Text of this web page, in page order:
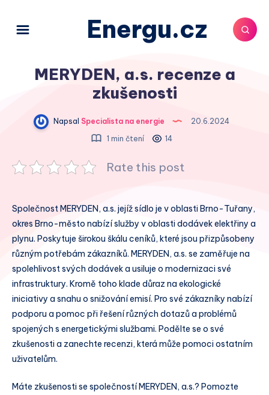
Energu.cz
MERYDEN, a.s. recenze a
zkušenosti
Napsal Specialista na energie
20.6.2024
1 min čtení
14
Rate this post
Společnost MERYDEN, a.s. jejíž sídlo je v oblasti Brno-Tuřany,
okres Brno-město nabízí služby v oblasti dodávek elektřiny a
plynu. Poskytuje širokou škálu ceníků, které jsou přizpůsobeny
různým potřebám zákazníků. MERYDEN, a.s. se zaměřuje na
spolehlivost svých dodávek a usiluje o modernizaci své
infrastruktury. Kromě toho klade důraz na ekologické
iniciativy a snahu o snižování emisí. Pro své zákazníky nabízí
podporu a pomoc při řešení různých dotazů a problémů
spojených s energetickými službami. Podělte se o své
zkušenosti a zanechte recenzi, která může pomoci ostatním
uživatelům.
Máte zkušenosti se společností MERYDEN, a.s.? Pomozte